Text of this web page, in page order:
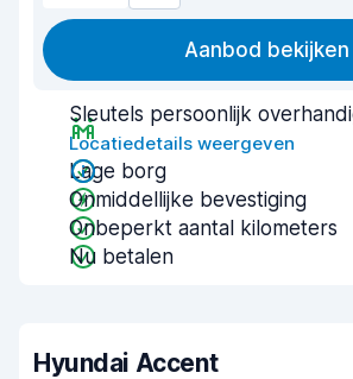
Aanbod bekijken
Sleutels persoonlijk
Locatiedetails weergeven
Lage borg
Onmiddellijke bevestiging
Onbeperkt aantal kilometers
Nu betalen
Hyundai Accent